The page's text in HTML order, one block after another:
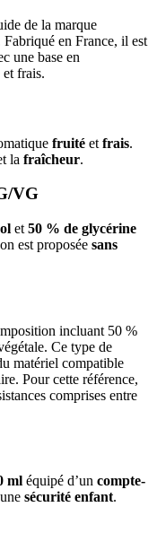
de la marque
en France, il est
une base en
frais.
fruité et frais.
la fraîcheur.
VG
et 50 % de glycérine
est proposée sans
incluant 50 %
Ce type de
matériel compatible
Pour cette référence,
comprises entre
ml équipé d’un compte-
sécurité enfant.